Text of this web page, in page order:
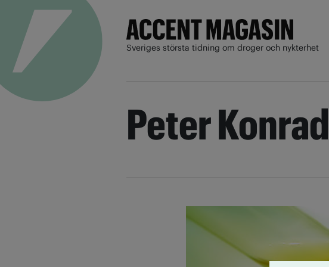
Sveriges största tidning om droger och nykterhet
Peter